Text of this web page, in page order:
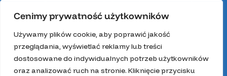
Cenimy prywatność użytkowników
Używamy plików cookie, aby poprawić jakość
przeglądania, wyświetlać reklamy lub treści
dostosowane do indywidualnych potrzeb użytkowników
oraz analizować ruch na stronie. Kliknięcie przycisku